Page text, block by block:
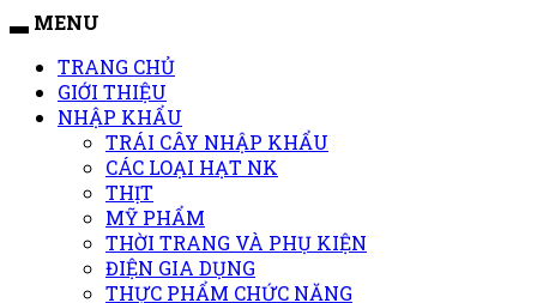
MENU
TRANG CHỦ
GIỚI THIỆU
NHẬP KHẨU
TRÁI CÂY NHẬP KHẨU
CÁC LOẠI HẠT NK
THỊT
MỸ PHẨM
THỜI TRANG VÀ PHỤ KIỆN
ĐIỆN GIA DỤNG
THỰC PHẨM CHỨC NĂNG